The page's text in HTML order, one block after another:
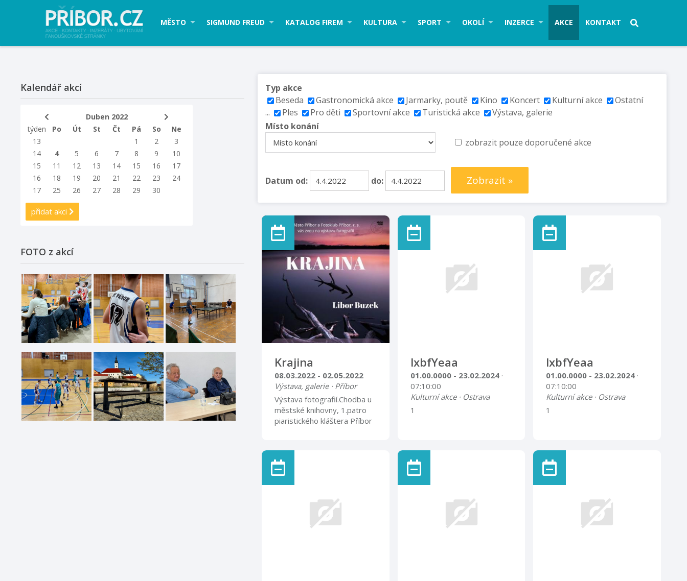
MĚSTO SIGMUND FREUD KATALOG FIREM KULTURA SPORT OKOLÍ INZERCE AKCE KONTAKT
Typ akce
Beseda
Gastronomická akce Jarmarky, poutě Kino Koncert Kulturní akce
Ostatní
...
Ples Pro děti Sportovní akce Turistická akce
Výstava, galerie
Místo konání
zobrazit pouze doporučené akce
Datum od: do: Zobrazit »
Krajina
08.03.2022 - 02.05.2022
Výstava, galerie · Příbor
Výstava fotografií.Chodba u
městské knihovny, 1.patro
piaristického kláštera Příbor
lxbfYeaa
01.00.0000 - 23.02.2024 ·
07:10:00
Kulturní akce · Ostrava
1
lxbfYeaa
01.00.0000 - 23.02.2024 ·
07:10:00
Kulturní akce · Ostrava
1
Kalendář akcí
Duben 2022
týden
Po Út St Čt Pá So
Ne
13
1 2
3
14
4 5 6 7 8 9
10
15
11 12 13 14 15 16
17
16
18 19 20 21 22 23
24
17
25 26 27 28 29 30
přidat akci
FOTO z akcí